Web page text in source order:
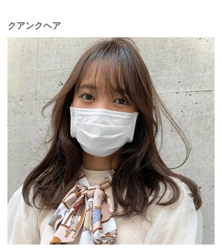
クアンクヘア